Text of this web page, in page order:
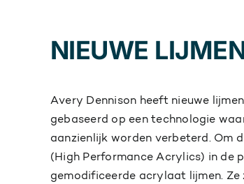
NIEUWE
Avery Dennison heeft nieuwe
gebaseerd op een technologie
aanzienlijk worden verbeterd. Om
(High Performance Acrylics) in de
gemodificeerde acrylaat lijmen.